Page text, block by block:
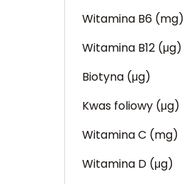
Witamina B6 (mg)
Witamina B12 (μg)
Biotyna (μg)
Kwas foliowy (μg)
Witamina C (mg)
Witamina D (μg)